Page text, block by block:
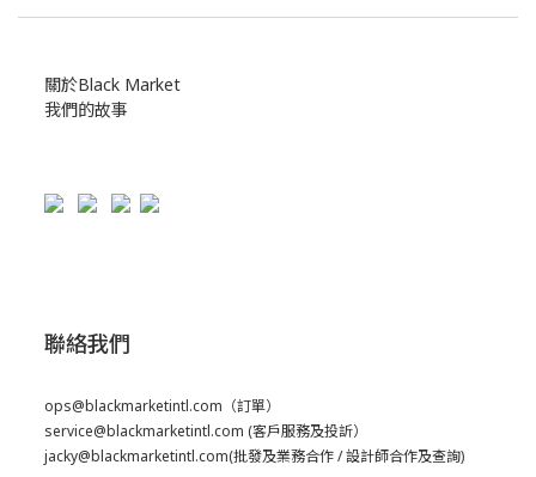
關於Black Market
我們的故事
聯絡我們
ops@blackmarketintl.com （訂單）
service@blackmarketintl.com (客戶服務及投訢）
jacky@blackmarketintl.com(批發及業務合作 / 設計師合作及查詢)